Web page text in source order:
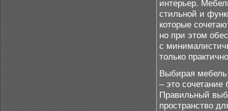
интерьер.
стильной и
которые
но при этом
с
только
Выбирая
– это сочетание
Правильный
пространство